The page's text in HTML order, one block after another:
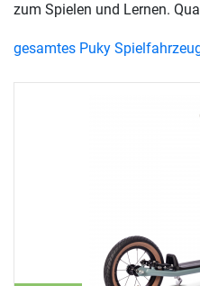
zum Spielen und Lernen.
gesamtes Puky